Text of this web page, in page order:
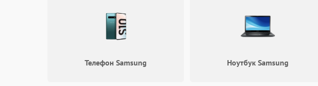
Телефон Samsung Ноутбук Samsung